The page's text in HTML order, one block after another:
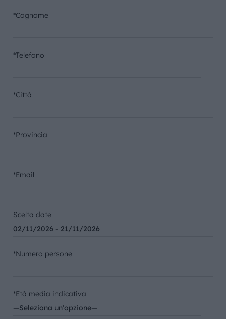
*Cognome
*Telefono
*Città
*Provincia
*Email
Scelta date
*Numero persone
*Età media indicativa